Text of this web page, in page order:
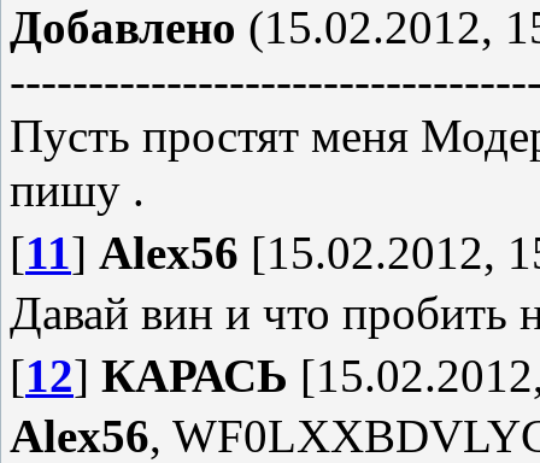
Добавлено (15.02.2012,
Пусть простят меня
пишу .
[11] Alex56 [15.02.2012,
Давай вин и что пробить
[12] КАРАСЬ
Alex56,